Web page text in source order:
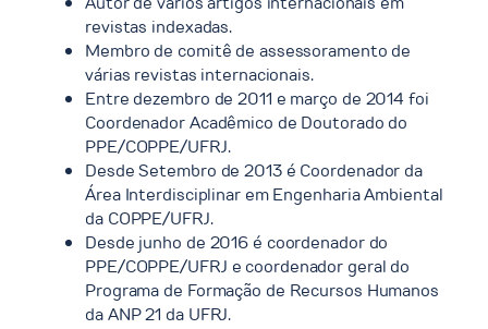
revistas indexadas.
Membro de comitê de assessoramento de
várias revistas internacionais.
Entre dezembro de 2011 e março de 2014 foi
Coordenador Acadêmico de Doutorado do
PPE/COPPE/UFRJ.
Desde Setembro de 2013 é Coordenador da
Área Interdisciplinar em Engenharia Ambiental
da COPPE/UFRJ.
Desde junho de 2016 é coordenador do
PPE/COPPE/UFRJ e coordenador geral do
Programa de Formação de Recursos Humanos
da ANP 21 da UFRJ.